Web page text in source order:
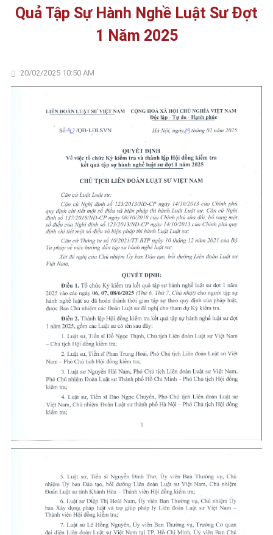
Quả Tập Sự Hành Nghề Luật Sư Đợt
1 Năm 2025
20/02/2025 10:50 AM